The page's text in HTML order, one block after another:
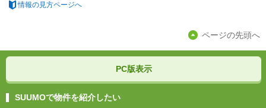
情報の見方ページへ
ページの先頭へ
PC版表示
SUUMOで物件を紹介したい